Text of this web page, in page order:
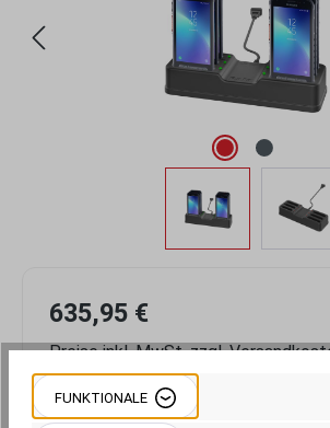
635,95 €
Preise inkl. MwSt. zzgl.
Artikel nicht verfügbar –
FUNKTIONALE